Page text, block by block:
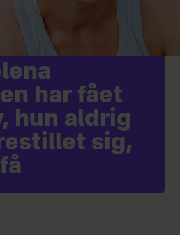
har fået
hun aldrig
sig,